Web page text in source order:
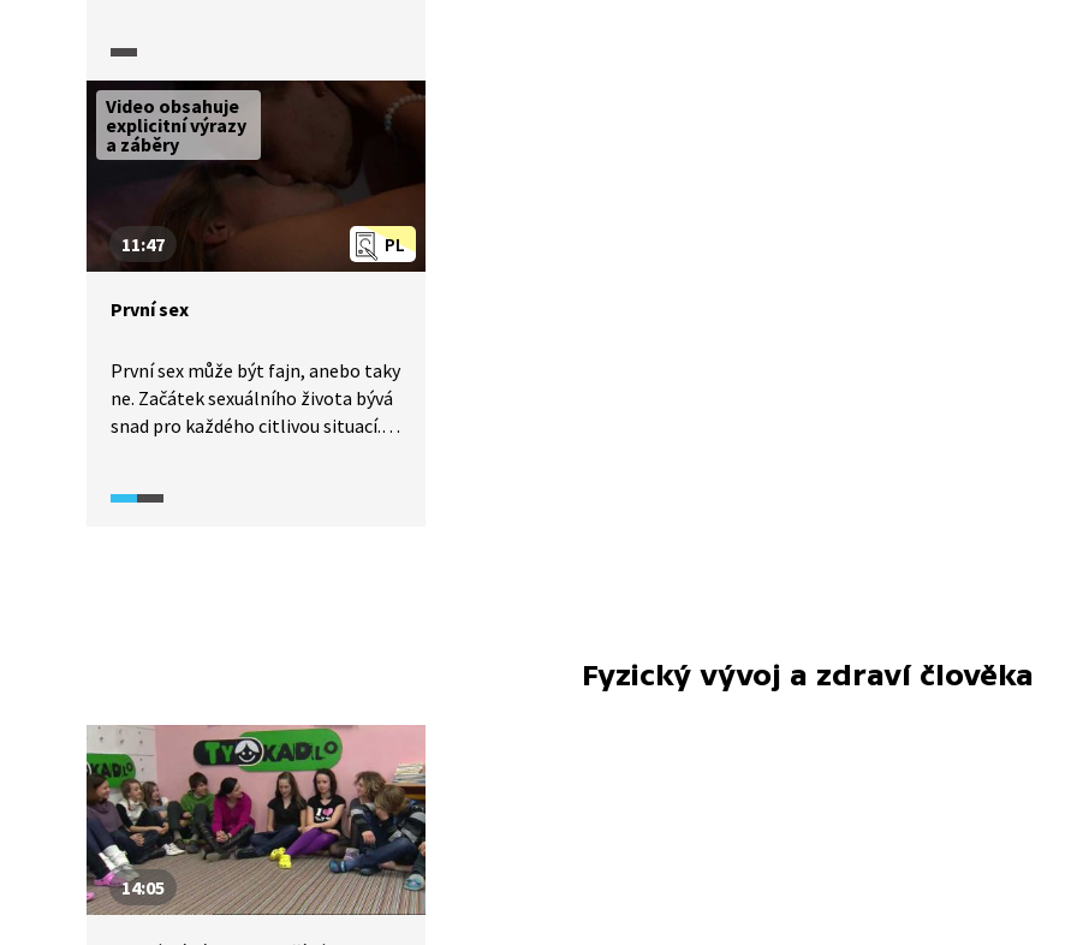
antikoncepce byla nejrozšířenější
u nás a v dalších zemích sovětského
bloku? Kdo byl nejčastější
žadatelkou o interrupci
před odbornou komisí
v Československu? A do kdy takové
komise fungovaly?
Video obsahuje
explicitní výrazy
a záběry
PL
11:47
První sex
První sex může být fajn, anebo taky
ne. Začátek sexuálního života bývá
snad pro každého citlivou situací.
není dobré mít přehnaná očekávání
Fyzický vývoj a zdraví člověka
14:05